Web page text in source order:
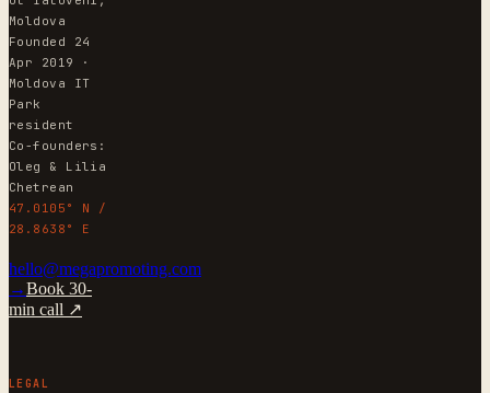
Moldova
Founded 24
Apr 2019 ·
Moldova IT
Park
resident
Co-founders:
Oleg & Lilia
Chetrean
47.0105° N /
28.8638° E
hello@megapromoting.com
→Book 30-
min call ↗
LEGAL